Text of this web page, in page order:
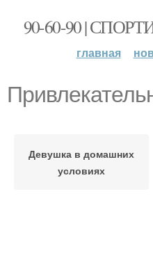
90-60-90 |
главная
Девушка в домашних
условиях